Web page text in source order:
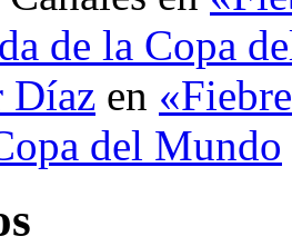
de la Copa
Díaz en
del Mundo